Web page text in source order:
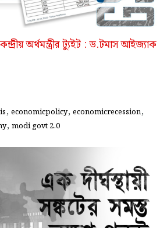
অর্থমন্ত্রীর ট্যুইট : ড.টমাস আইজ্যাক
, economicpolicy, economicrecession,
, modi govt 2.0